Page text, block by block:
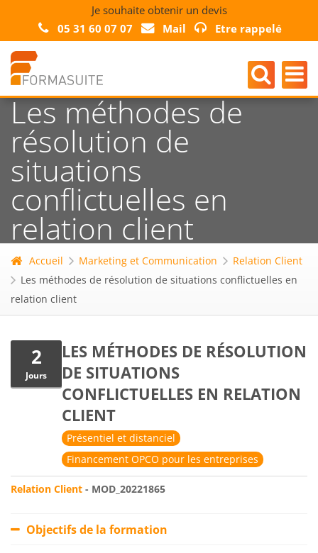
Je souhaite obtenir un devis
05 31 60 07 07
Mail Etre rappelé
Les méthodes de
résolution de
situations
conflictuelles en
relation client
Accueil Marketing et Communication
Relation Client
Les méthodes de résolution de situations conflictuelles en
relation client
2
Jours
LES MÉTHODES DE RÉSOLUTION
DE SITUATIONS
CONFLICTUELLES EN RELATION
CLIENT
Présentiel et distanciel
Financement OPCO pour les entreprises
Relation Client - MOD_20221865
Objectifs de la formation